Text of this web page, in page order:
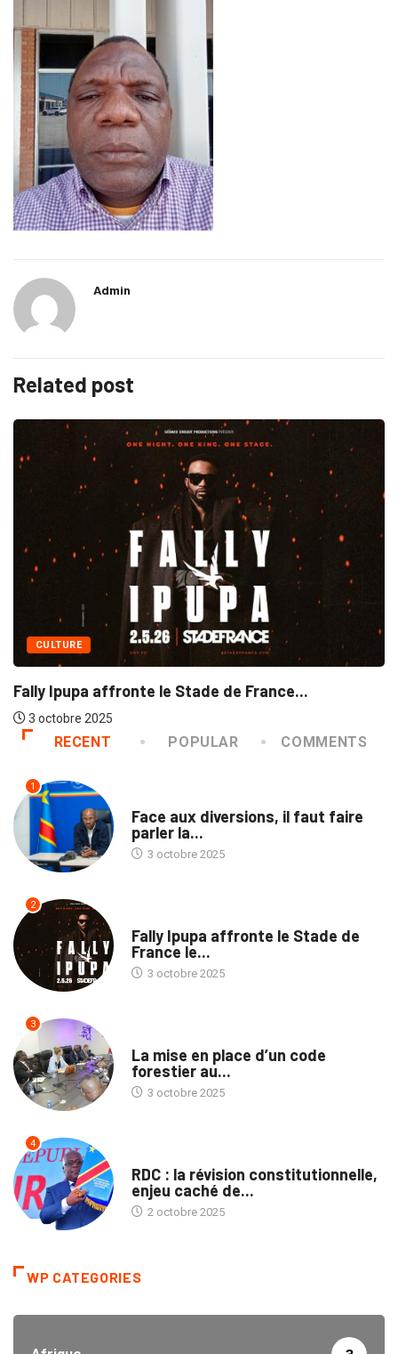
Admin
Related post
affronte le Stade de France...
RECENT POPULAR COMMENTS
1
Face aux diversions, il faut faire
parler la...
3 octobre 2025
2
Fally Ipupa affronte le Stade de
France le...
3 octobre 2025
3
La mise en place d’un code
forestier au...
3 octobre 2025
4
RDC : la révision constitutionnelle,
enjeu caché de...
2 octobre 2025
WP CATEGORIES